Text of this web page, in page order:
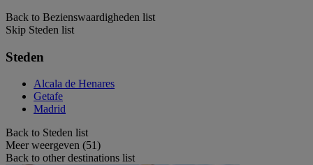
Back to Bezienswaardigheden list
Skip Steden list
Steden
Alcala de Henares
Getafe
Madrid
Back to Steden list
Meer weergeven (51)
Back to other destinations list